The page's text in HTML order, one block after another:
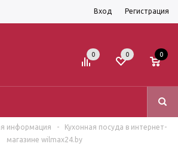
Вход Регистрация
0 0 0
информация -
Кухонная посуда в интернет-
магазине wilmax24.by